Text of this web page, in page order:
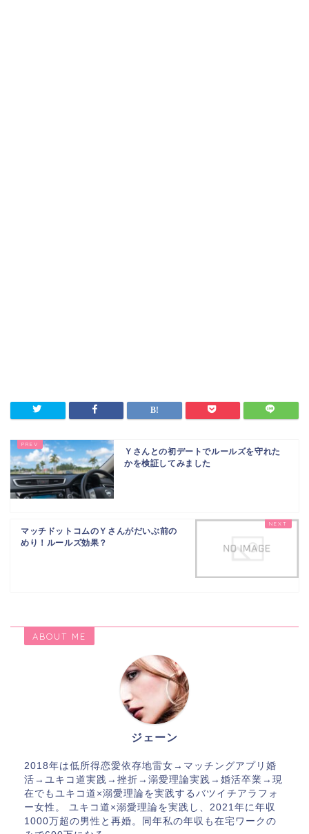
Ｙさんとの初デートでルールズを守れた
かを検証してみました
マッチドットコムのＹさんがだいぶ前の
めり！ルールズ効果？
ABOUT ME
ジェーン
2018年は低所得恋愛依存地雷女→マッチングアプリ婚
活→ユキコ道実践→挫折→溺愛理論実践→婚活卒業→現
在でもユキコ道×溺愛理論を実践するバツイチアラフォ
ー女性。 ユキコ道×溺愛理論を実践し、2021年に年収
1000万超の男性と再婚。同年私の年収も在宅ワークの